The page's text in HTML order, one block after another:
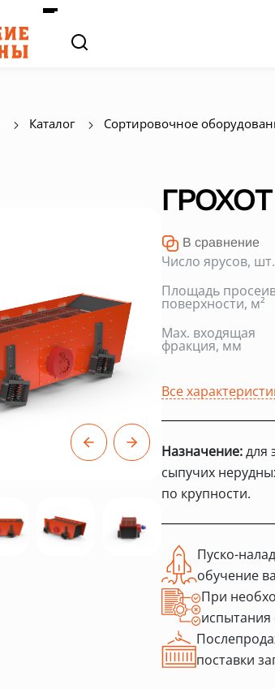
Каталог Сортировочное
В сравнение
Число ярусов, шт.
Площадь
поверхности, м²
Max. входящая
фракция, мм
Все
Назначение:для
сыпучих
по крупности.
Пуско-
обучение
При
испытания
поставки